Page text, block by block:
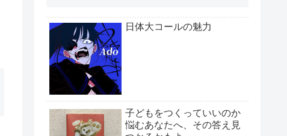
日体大コールの魅力
子どもをつくっていいのか
悩むあなたへ、その答え見